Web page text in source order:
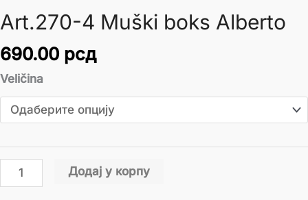
Art.270-4 Muški boks Alberto
690.00 рсд
Veličina
Додај у корпу